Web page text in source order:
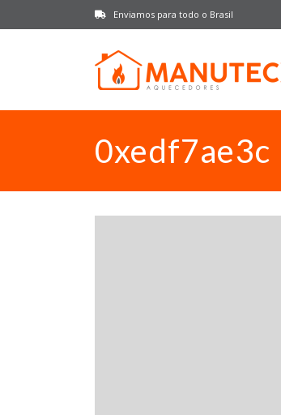
Enviamos para todo o Brasil
0xedf7ae3c